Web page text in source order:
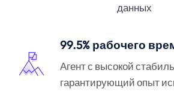
данных
99.5% рабочего
Агент с высокой
гарантирующий опыт